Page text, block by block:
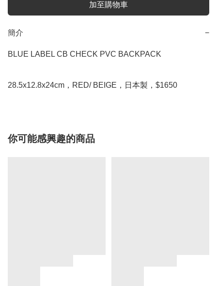
加至購物車
簡介 −
BLUE LABEL CB CHECK PVC BACKPACK
28.5x12.8x24cm，RED/ BEIGE，日本製，$1650
你可能感興趣的商品